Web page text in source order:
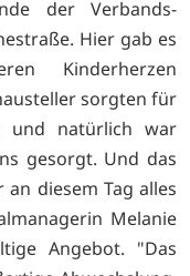
der Verbands-
Hier gab es
Kinderherzen
sorgten für
und natürlich war
gesorgt. Und das
diesem Tag alles
Melanie
Angebot. "Das